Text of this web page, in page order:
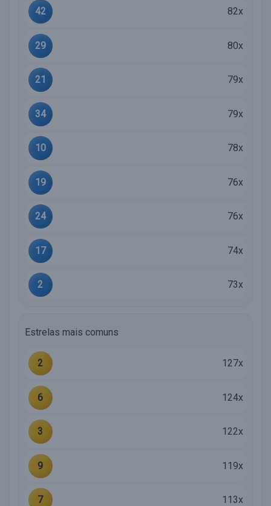
42 82x
29 80x
21 79x
34 79x
10 78x
19 76x
24 76x
17 74x
2 73x
Estrelas mais comuns
2 127x
6 124x
3 122x
9 119x
7 113x